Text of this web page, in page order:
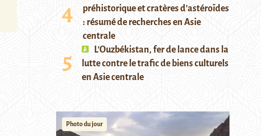
préhistorique et cratères d’astéroïdes
: résumé de recherches en Asie
centrale
L’Ouzbékistan, fer de lance dans la
lutte contre le trafic de biens culturels
en Asie centrale
Photo du jour